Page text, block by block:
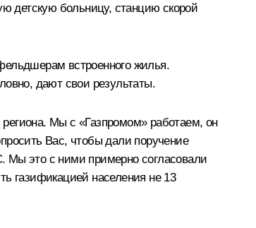
детскую больницу, станцию скорой
встроенного жилья.
дают свои результаты.
Мы с «Газпромом» работаем, он
Вас, чтобы дали поручение
Мы это с ними примерно согласовали
газификацией населения не 13